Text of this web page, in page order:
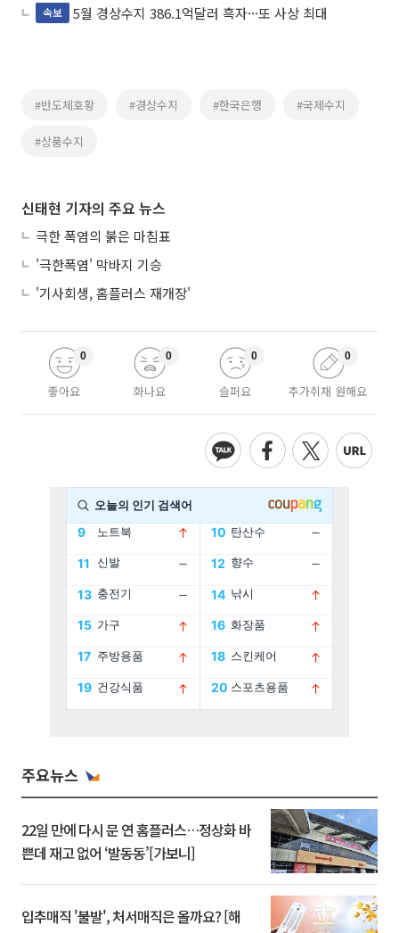
속보 5월 경상수지 386.1억달러 흑자···또 사상 최대
#반도체호황 #경상수지 #한국은행 #국제수지
#상품수지
신태현 기자의 주요 뉴스
극한 폭염의 붉은 마침표
'극한폭염' 막바지 기승
'기사회생, 홈플러스 재개장'
좋아요
0
화나요
0
슬퍼요
0
추가취재 원해요
0
주요뉴스
22일 만에 다시 문 연 홈플러스…정상화 바
쁜데 재고 없어 ‘발동동’[가보니]
입추매직 '불발', 처서매직은 올까요? [해